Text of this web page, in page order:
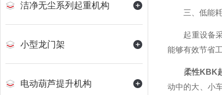
洁净无尘系列起重机构
小型龙门架
电动葫芦提升机构
三、低能耗
起重设备采
能够有效节省
柔性KBK
动中的大、小